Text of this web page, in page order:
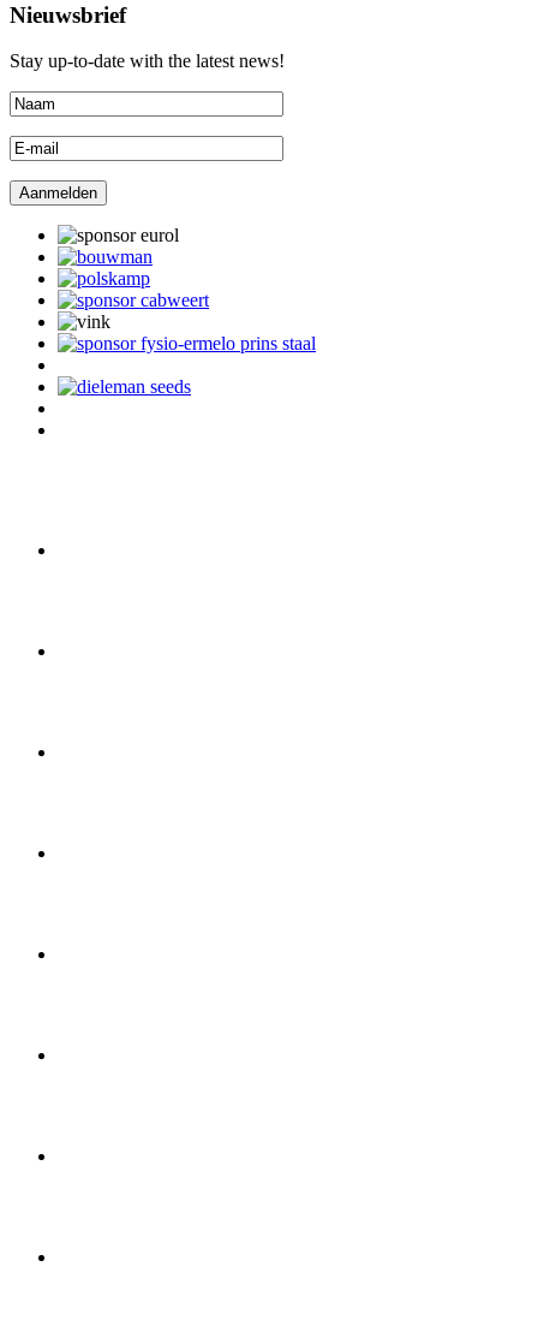
Nieuwsbrief
Stay up-to-date with the latest news!